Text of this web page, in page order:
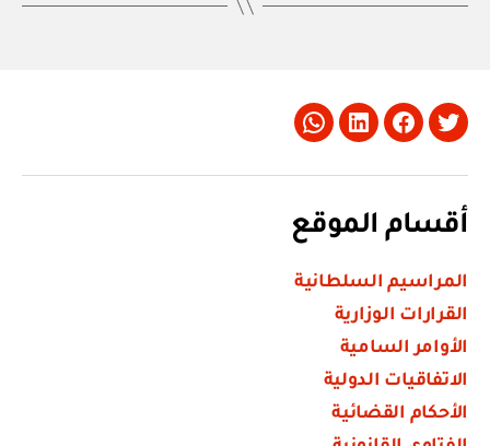
Twitter
Facebook
LinkedIn
Whatsapp
أقسام الموقع
المراسيم السلطانية
القرارات الوزارية
الأوامر السامية
الاتفاقيات الدولية
الأحكام القضائية